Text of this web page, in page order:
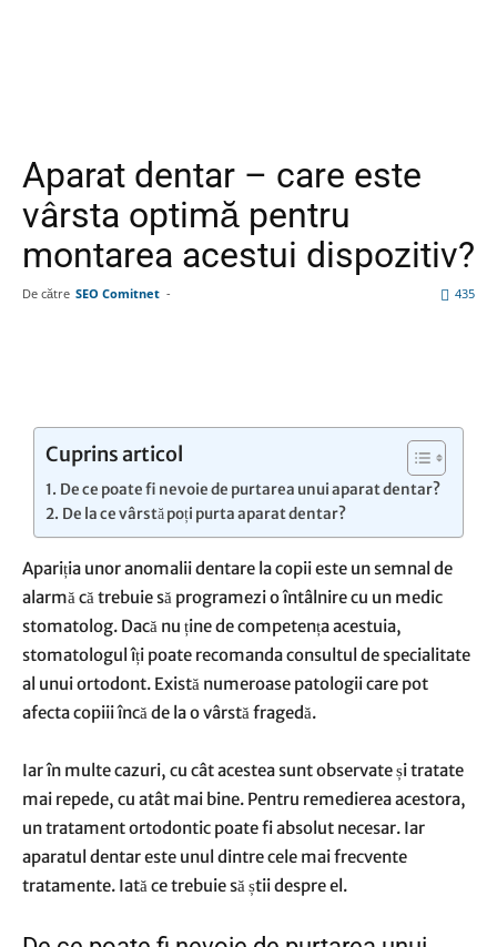
Aparat dentar – care este
vârsta optimă pentru
montarea acestui dispozitiv?
De către SEO Comitnet - 435
Cuprins articol
De ce poate fi nevoie de purtarea unui aparat dentar?
De la ce vârstă poți purta aparat dentar?
Apariția unor anomalii dentare la copii este un semnal de
alarmă că trebuie să programezi o întâlnire cu un medic
stomatolog. Dacă nu ține de competența acestuia,
stomatologul îți poate recomanda consultul de specialitate
al unui ortodont. Există numeroase patologii care pot
afecta copiii încă de la o vârstă fragedă.
Iar în multe cazuri, cu cât acestea sunt observate și tratate
mai repede, cu atât mai bine. Pentru remedierea acestora,
un tratament ortodontic poate fi absolut necesar. Iar
aparatul dentar este unul dintre cele mai frecvente
tratamente. Iată ce trebuie să știi despre el.